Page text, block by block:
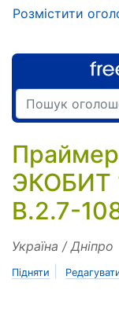
Розмістити
ЭКОБИТ
В.2.7-
Україна / Дніпро
Підняти